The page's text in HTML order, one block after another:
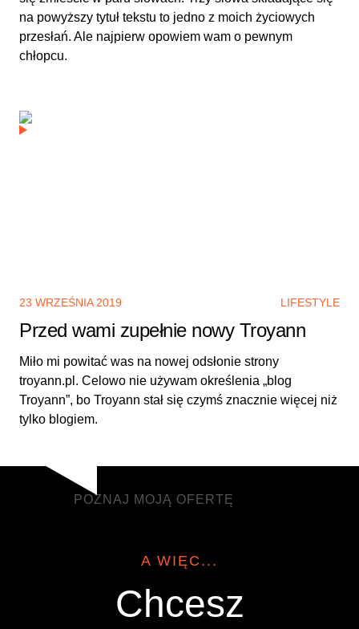
na powyższy tytuł tekstu to jedno z moich życiowych
przesłań. Ale najpierw opowiem wam o pewnym
chłopcu.
23 WRZEŚNIA 2019 LIFESTYLE
Przed wami zupełnie nowy Troyann
Miło mi powitać was na nowej odsłonie strony
troyann.pl. Celowo nie używam określenia „blog
Troyann”, bo Troyann stał się czymś znacznie więcej niż
tylko blogiem.
POZNAJ MOJĄ OFERTĘ
A WIĘC...
Chcesz
POZNAJ MOJĄ OFERTĘ